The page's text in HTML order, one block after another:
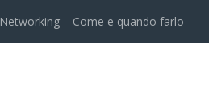
Networking – Come e quando farlo